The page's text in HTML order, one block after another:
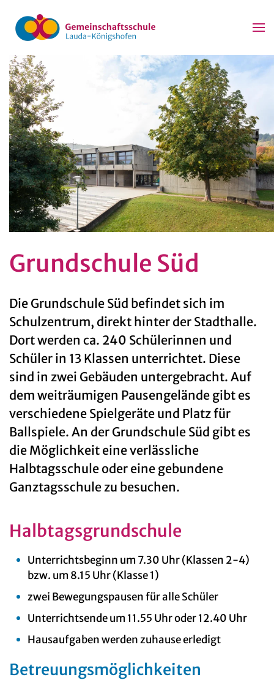
Zum Hauptinhalt springen
Grundschule Süd
Die Grundschule Süd befindet sich im
Schulzentrum, direkt hinter der Stadthalle.
Dort werden ca. 240 Schülerinnen und
Schüler in 13 Klassen unterrichtet. Diese
sind in zwei Gebäuden untergebracht. Auf
dem weiträumigen Pausengelände gibt es
verschiedene Spielgeräte und Platz für
Ballspiele. An der Grundschule Süd gibt es
die Möglichkeit eine verlässliche
Halbtagsschule oder eine gebundene
Ganztagsschule zu besuchen.
Halbtagsgrundschule
Unterrichtsbeginn um 7.30 Uhr (Klassen 2-4)
bzw. um 8.15 Uhr (Klasse 1)
zwei Bewegungspausen für alle Schüler
Unterrichtsende um 11.55 Uhr oder 12.40 Uhr
Hausaufgaben werden zuhause erledigt
Betreuungsmöglichkeiten